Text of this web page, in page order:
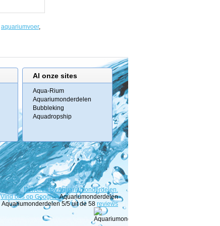
aquariumvoer,
Al onze sites
Aqua-Rium
Aquariumonderdelen
Bubbleking
Aquadropship
PoweredByAquariumonderdelen.
Vind ons op Google+Aquariumonderdelen
Aquariumonderdelen 5/5 uit de 58 reviews